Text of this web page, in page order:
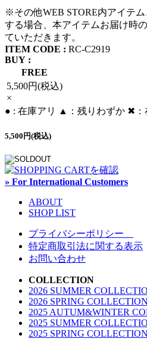
※その他WEB STORE内アイテ
する場合、本アイテムお届け時
ていただきます。
ITEM CODE : RC-C2919
BUY :
FREE
5,500円(税込)
×
● : 在庫アリ ▲：残りわずか ✖︎：
5,500円(税込)
» For International Customers
ABOUT
SHOP LIST
プライバシーポリシー
特定商取引法に関する表示
お問い合わせ
COLLECTION
2026 SUMMER
2026 SPRING COLLECTION
2025 AUTUM&WINTER
2025 SUMMER
2025 SPRING COLLECTION